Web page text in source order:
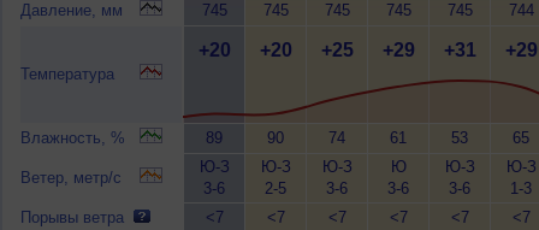
Давление, мм
Температура
Влажность, %
Ветер, метр/с
Порывы ветра
745
+20
89
Ю-З
3-6
<7
745
+20
90
Ю-З
2-5
<7
745
+25
74
Ю-З
3-6
<7
745
+29
61
Ю
3-6
<7
745
+31
53
Ю-З
3-6
<7
744
+29
65
Ю-З
1-3
<7